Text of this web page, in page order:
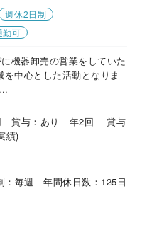
週休2日制
勤可
機器卸売の営業をしていた
中心とした活動となりま
賞与：あり 年2回 賞与
績)
毎週 年間休日数：125日